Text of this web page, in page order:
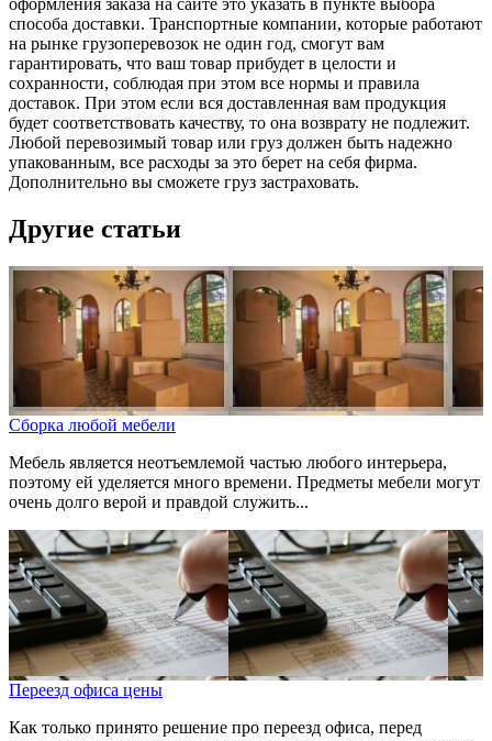
оформления заказа на сайте это указать в пункте выбора
способа доставки. Транспортные компании, которые работают
на рынке грузоперевозок не один год, смогут вам
гарантировать, что ваш товар прибудет в целости и
сохранности, соблюдая при этом все нормы и правила
доставок. При этом если вся доставленная вам продукция
будет соответствовать качеству, то она возврату не подлежит.
Любой перевозимый товар или груз должен быть надежно
упакованным, все расходы за это берет на себя фирма.
Дополнительно вы сможете груз застраховать.
Другие статьи
Сборка любой мебели
Мебель является неотъемлемой частью любого интерьера,
поэтому ей уделяется много времени. Предметы мебели могут
очень долго верой и правдой служить...
Переезд офиса цены
Как только принято решение про переезд офиса, перед